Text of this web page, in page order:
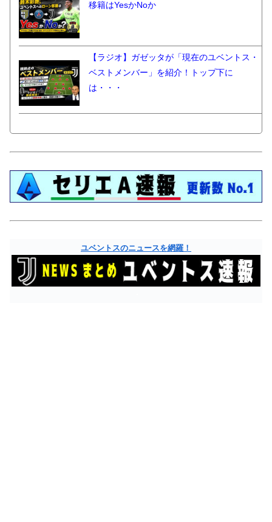
移籍はYesかNoか
【ラジオ】ガゼッタが「現在のユベントス・
ベストメンバー」を紹介！トップ下に
は・・・
ユベントスのニュースを網羅！